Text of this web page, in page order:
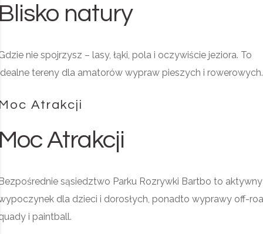
natury
nie spojrzysz – lasy, łąki, pola i oczywiście jeziora. To
tereny dla amatorów wypraw pieszych i rowerowych.
Atrakcji
Atrakcji
sąsiedztwo Parku Rozrywki Bartbo to aktywny
dla dzieci i dorosłych, ponadto wyprawy off-
i paintball.